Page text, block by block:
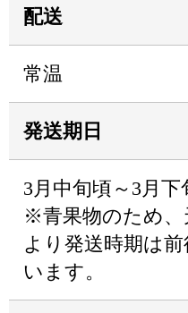
配送
常温
発送期日
3月中旬頃～3月
※青果物のため、
より発送時期は
います。